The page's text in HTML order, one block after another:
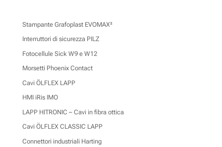
Stampante Grafoplast EVOMAX²
Interruttori di sicurezza PILZ
Fotocellule Sick W9 e W12
Morsetti Phoenix Contact
Cavi ÖLFLEX LAPP
HMI iRis IMO
LAPP HITRONIC – Cavi in fibra ottica
Cavi ÖLFLEX CLASSIC LAPP
Connettori industriali Harting